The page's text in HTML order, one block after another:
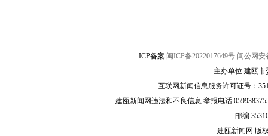
ICP备案:闽ICP备2022017649号 闽公网安
主办单位:建瓯
互联网新闻信息服务许可证号：
建瓯新闻网违法和不良信息 举报电话
邮编
建瓯新闻网 版